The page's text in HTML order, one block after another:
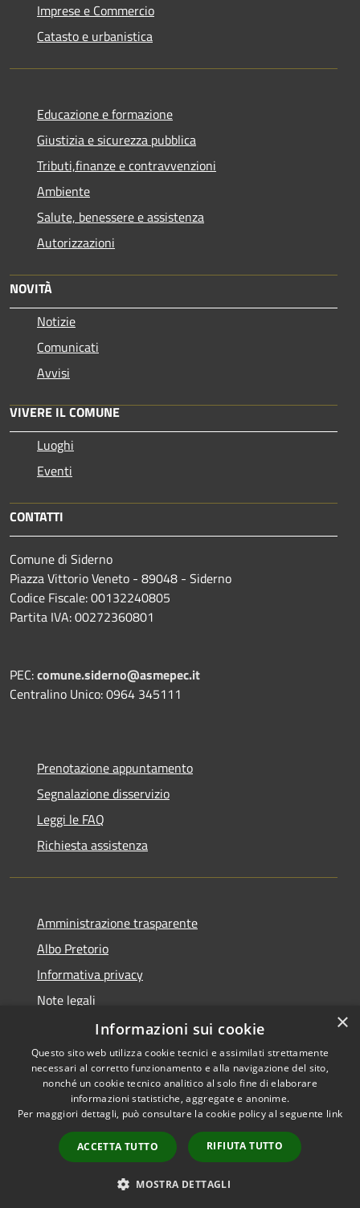
Imprese e Commercio
Catasto e urbanistica
Educazione e formazione
Giustizia e sicurezza pubblica
Tributi,finanze e contravvenzioni
Ambiente
Salute, benessere e assistenza
Autorizzazioni
NOVITÀ
Notizie
Comunicati
Avvisi
VIVERE IL COMUNE
Luoghi
Eventi
CONTATTI
Comune di Siderno
Piazza Vittorio Veneto - 89048 - Siderno
Codice Fiscale: 00132240805
Partita IVA: 00272360801
PEC:comune.siderno@asmepec.it
Centralino Unico: 0964 345111
Prenotazione appuntamento
Segnalazione disservizio
Leggi le FAQ
Richiesta assistenza
Amministrazione trasparente
Albo Pretorio
Informativa privacy
Note legali
Dichiarazione di accessibilità
RSS
Accessibilità
Copyright © 2026 • Comune di
Municipium•
Accesso
redazione
×
Informazioni sui cookie
Questo sito web utilizza cookie tecnici e assimilati strettamente
necessari al corretto funzionamento e alla navigazione del sito,
nonché un cookie tecnico analitico al solo fine di elaborare
informazioni statistiche, aggregate e anonime.
Per maggiori dettagli, può consultare la cookie policy al seguente link
ACCETTA TUTTO RIFIUTA TUTTO
MOSTRA DETTAGLI